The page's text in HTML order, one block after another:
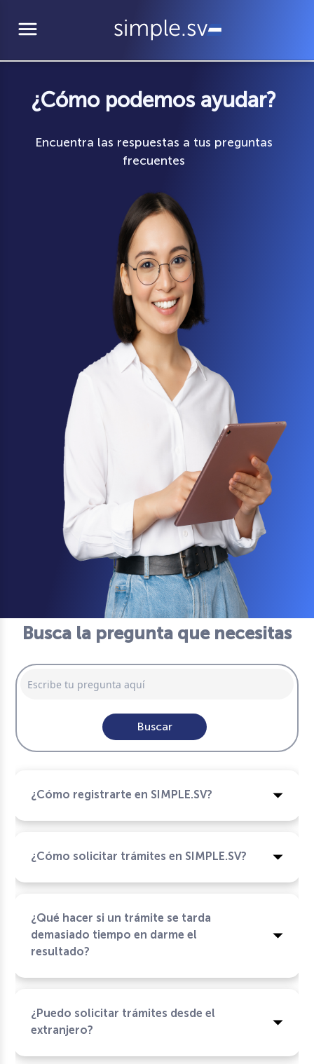
menu
¿Cómo podemos ayudar?
Encuentra las respuestas a tus preguntas
frecuentes
Busca la pregunta que necesitas
Buscar
¿Cómo registrarte en SIMPLE.SV?
¿Cómo solicitar trámites en SIMPLE.SV?
¿Qué hacer si un trámite se tarda
demasiado tiempo en darme el
resultado?
¿Puedo solicitar trámites desde el
extranjero?